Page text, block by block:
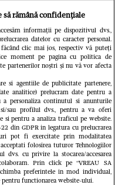
mea e
om care-mi
să rămână confidențiale
informații pe dispozitivul dvs.,
datelor cu caracter personal.
clic mai jos, respectiv vă puteți
moment pe pagina cu politica de
partenerilor noștri și nu vă vor afecta
si agentiile de publicitate partenere,
analitice) prelucram date pentru a
personaliza continutul si anunturile
sau profilul dvs., pentru a va oferi
si pentru a analiza traficul pe website.
din GDPR in legatura cu prelucrarea
pot fi exercitate prin modalitatea
acceptati folosirea tuturor Tehnologiilor
dvs. cu privire la stocarea/accesarea
Prin click pe “VREAU SA
preferintele in mod individual,
pentru functionarea website-ului.